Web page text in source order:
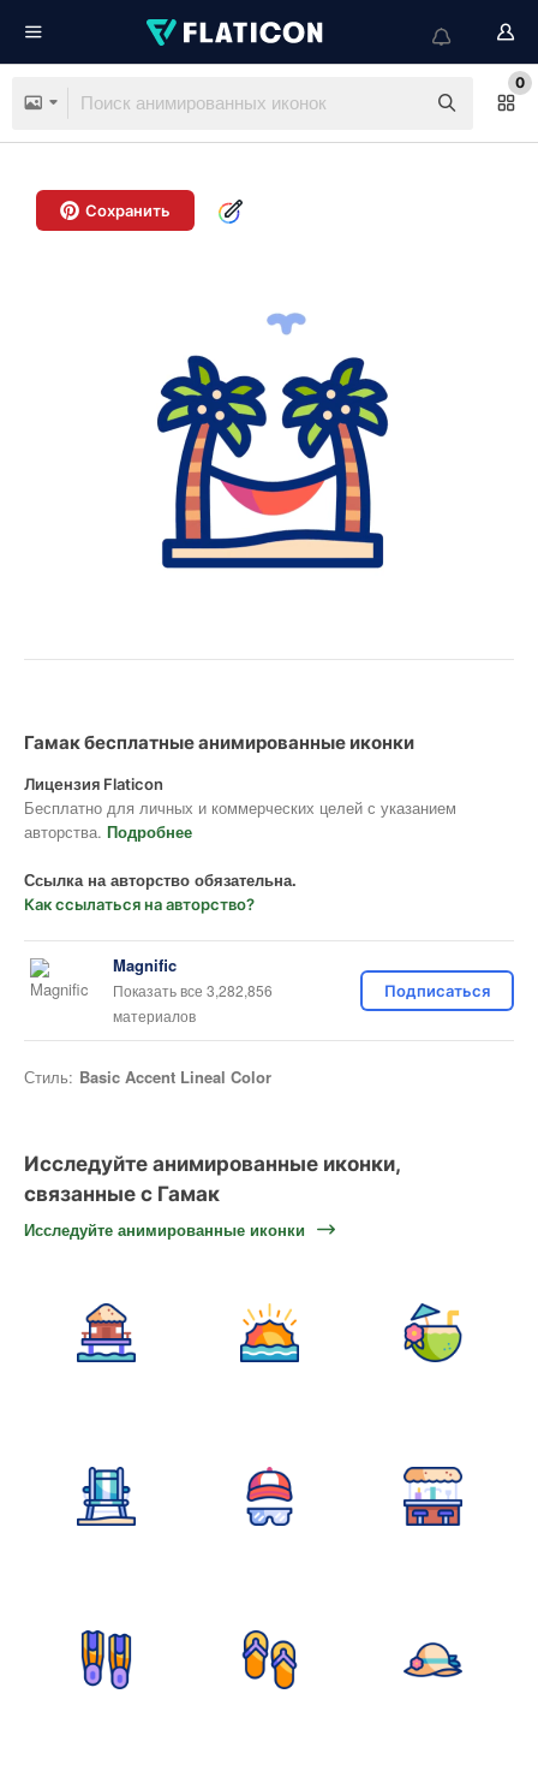
0
Сохранить
Гамак бесплатные анимированные иконки
Лицензия Flaticon
Бесплатно для личных и коммерческих целей с указанием
авторства. Подробнее
Ссылка на авторство обязательна.
Как ссылаться на авторство?
Magnific
Показать все 3,282,856
материалов
Подписаться
Стиль: Basic Accent Lineal Color
Исследуйте анимированные иконки,
связанные с Гамак
Исследуйте анимированные иконки